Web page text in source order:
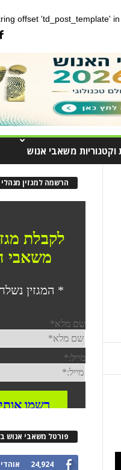
offset 'td_post_template' in
משאבי אנוש
הרשמה למגזין
פורטל משאבי אנוש
24,924